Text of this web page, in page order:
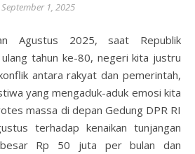
September 1, 2025
tahun ke-80, negeri kita justru
antara rakyat dan pemerintah,
yang mengaduk-aduk emosi kita
massa di depan Gedung DPR RI
terhadap kenaikan tunjangan
Rp 50 juta per bulan dan